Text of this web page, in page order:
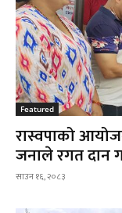
Featured
रास्वपाको
जनाले रगत दान
साउन १६, २०८३